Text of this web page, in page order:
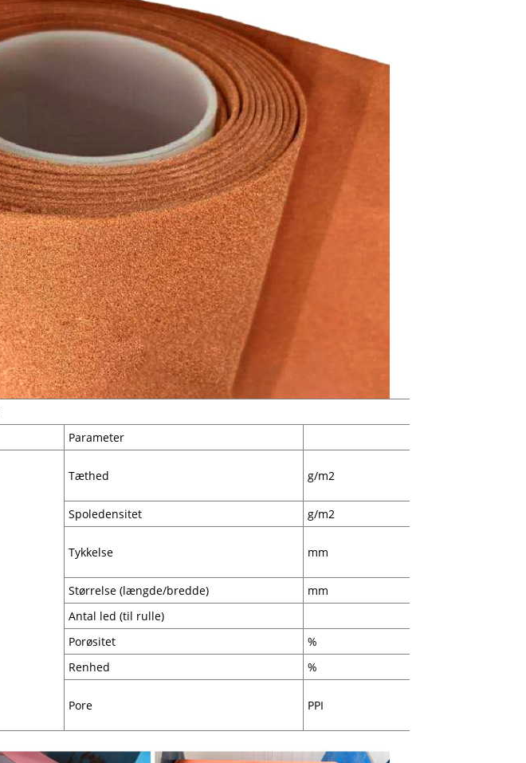
Parameter
Tæthed g/m2
Spoledensitet g/m2
Tykkelse mm
Størrelse (længde/bredde)
mm
Antal led (til rulle)
Porøsitet
%
Renhed
%
Pore PPI